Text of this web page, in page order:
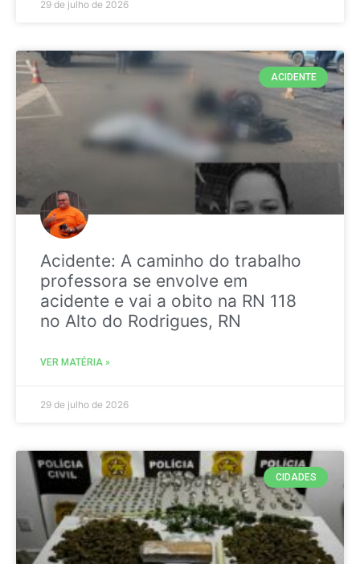
29 de julho de 2026
ACIDENTE
Acidente: A caminho do trabalho
professora se envolve em
acidente e vai a obito na RN 118
no Alto do Rodrigues, RN
VER MATÉRIA »
29 de julho de 2026
CIDADES